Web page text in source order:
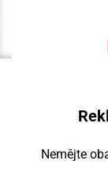
Nemějte